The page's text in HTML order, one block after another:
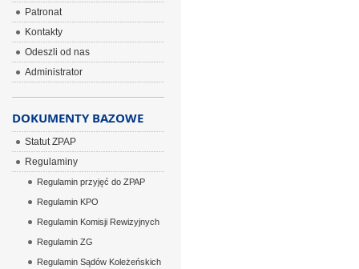
Patronat
Kontakty
Odeszli od nas
Administrator
DOKUMENTY BAZOWE
Statut ZPAP
Regulaminy
Regulamin przyjęć do ZPAP
Regulamin KPO
Regulamin Komisji Rewizyjnych
Regulamin ZG
Regulamin Sądów Koleżeńskich